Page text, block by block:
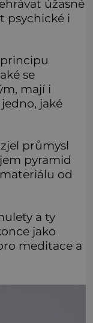
úžasné
psychické i
se
mají i
jaké
průmysl
pyramid
od
a ty
jako
meditace a